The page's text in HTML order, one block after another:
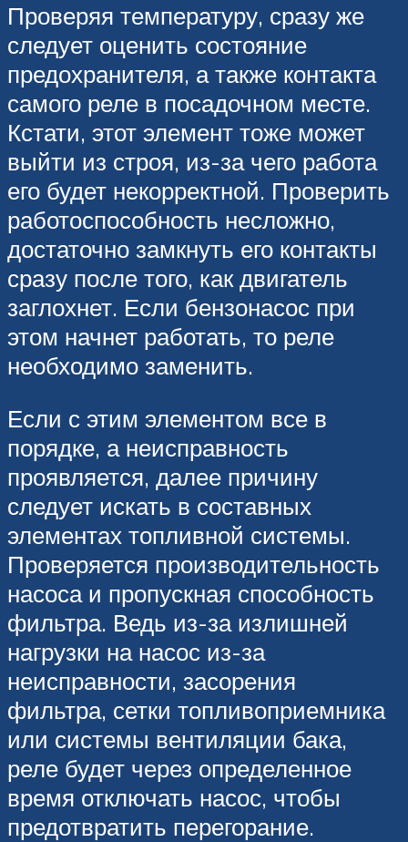
Проверяя температуру, сразу же
следует оценить состояние
предохранителя, а также контакта
самого реле в посадочном месте.
Кстати, этот элемент тоже может
выйти из строя, из-за чего работа
его будет некорректной. Проверить
работоспособность несложно,
достаточно замкнуть его контакты
сразу после того, как двигатель
заглохнет. Если бензонасос при
этом начнет работать, то реле
необходимо заменить.
Если с этим элементом все в
порядке, а неисправность
проявляется, далее причину
следует искать в составных
элементах топливной системы.
Проверяется производительность
насоса и пропускная способность
фильтра. Ведь из-за излишней
нагрузки на насос из-за
неисправности, засорения
фильтра, сетки топливоприемника
или системы вентиляции бака,
реле будет через определенное
время отключать насос, чтобы
предотвратить перегорание.